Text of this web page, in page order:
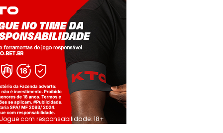
Jogue com responsabilidade. 18+